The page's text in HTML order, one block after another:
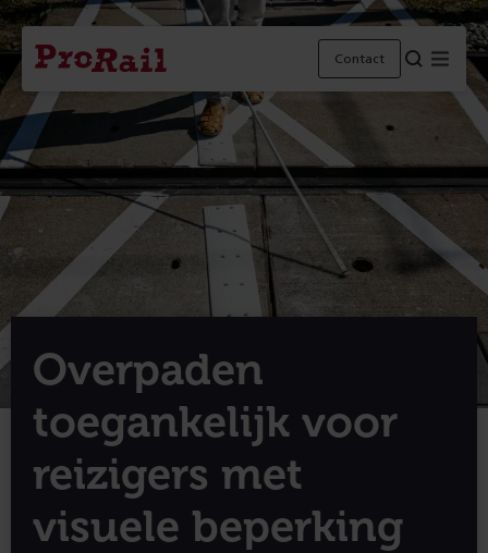
Navigatie
Homepage
ProRail
Contact Menu
Overpaden
toegankelijk voor
reizigers met
visuele beperking